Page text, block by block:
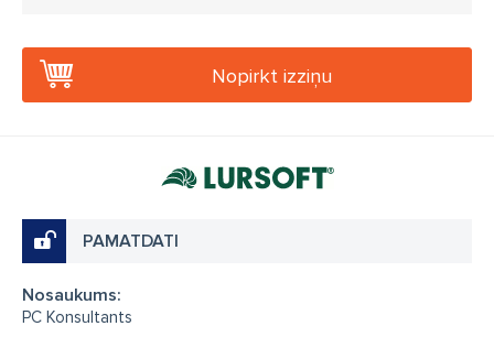
Nopirkt izziņu
PAMATDATI
Nosaukums:
PC Konsultants